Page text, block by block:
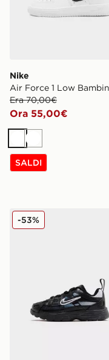
Nike
Air Force 1 Low
Era 70,00€
Ora 55,00€
BiancoBianco
SALDI
Nike P-6000 Fade
-53%